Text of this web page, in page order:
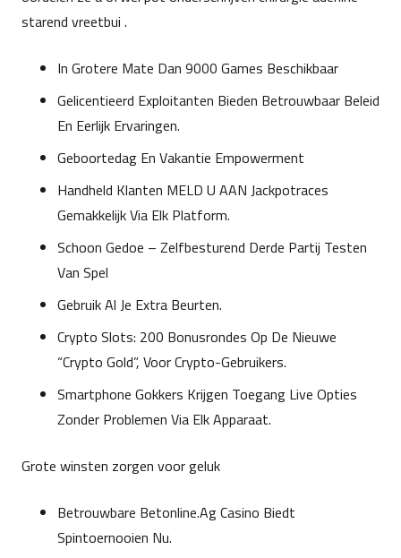
starend vreetbui .
In Grotere Mate Dan 9000 Games Beschikbaar
Gelicentieerd Exploitanten Bieden Betrouwbaar Beleid
En Eerlijk Ervaringen.
Geboortedag En Vakantie Empowerment
Handheld Klanten MELD U AAN Jackpotraces
Gemakkelijk Via Elk Platform.
Schoon Gedoe – Zelfbesturend Derde Partij Testen
Van Spel
Gebruik Al Je Extra Beurten.
Crypto Slots: 200 Bonusrondes Op De Nieuwe
“Crypto Gold”, Voor Crypto-Gebruikers.
Smartphone Gokkers Krijgen Toegang Live Opties
Zonder Problemen Via Elk Apparaat.
Grote winsten zorgen voor geluk
Betrouwbare Betonline.Ag Casino Biedt
Spintoernooien Nu.